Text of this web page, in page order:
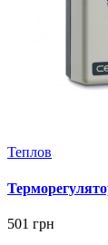
Теплов
501 грн